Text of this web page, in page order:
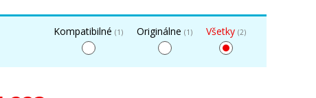
Kompatibilné (1) Originálne (1) Všetky (2)